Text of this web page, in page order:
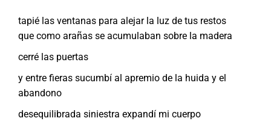
tapié las ventanas para alejar la luz de tus restos
que como arañas se acumulaban sobre la madera
cerré las puertas
y entre fieras sucumbí al apremio de la huida y el
abandono
desequilibrada siniestra expandí mi cuerpo